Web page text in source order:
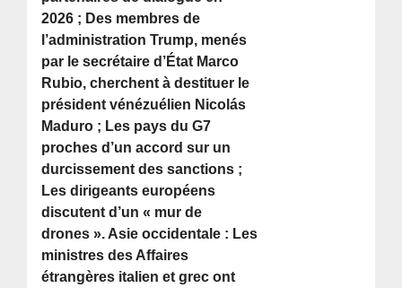
2026 ; Des membres de
l’administration Trump, menés
par le secrétaire d’État Marco
Rubio, cherchent à destituer le
président vénézuélien Nicolás
Maduro ; Les pays du G7
proches d’un accord sur un
durcissement des sanctions ;
Les dirigeants européens
discutent d’un « mur de
drones ». Asie occidentale : Les
ministres des Affaires
étrangères italien et grec ont